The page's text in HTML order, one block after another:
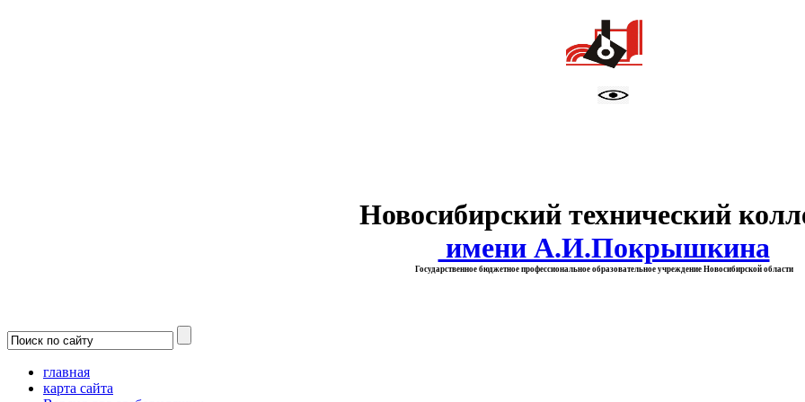
Новосибирский технический
имени А.И.Покрышкина
Государственное бюджетное профессиональное образовательное учреждение Новосибирской области
главная
карта сайта